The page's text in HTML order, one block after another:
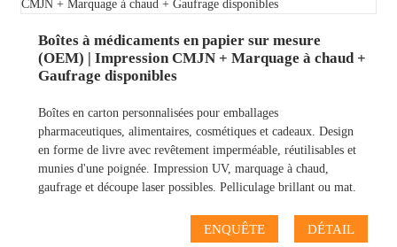
Boîtes à médicaments en papier sur mesure
(OEM) | Impression CMJN + Marquage à chaud +
Gaufrage disponibles
Boîtes en carton personnalisées pour emballages
pharmaceutiques, alimentaires, cosmétiques et cadeaux. Design
en forme de livre avec revêtement imperméable, réutilisables et
munies d'une poignée. Impression UV, marquage à chaud,
gaufrage et découpe laser possibles. Pelliculage brillant ou mat.
ENQUÊTE DÉTAIL